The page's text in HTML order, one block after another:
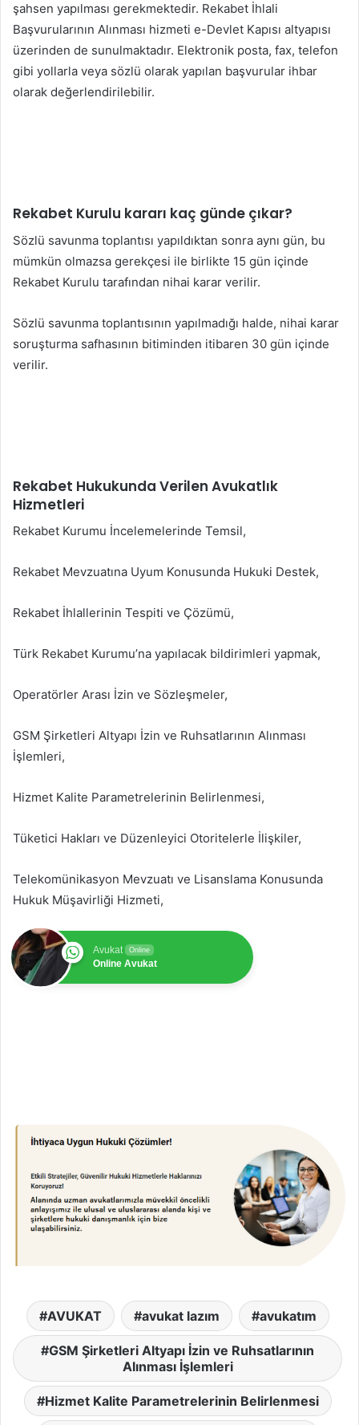
şahsen yapılması gerekmektedir. Rekabet İhlali
Başvurularının Alınması hizmeti e-Devlet Kapısı altyapısı
üzerinden de sunulmaktadır. Elektronik posta, fax, telefon
gibi yollarla veya sözlü olarak yapılan başvurular ihbar
olarak değerlendirilebilir.
Rekabet Kurulu kararı kaç günde çıkar?
Sözlü savunma toplantısı yapıldıktan sonra aynı gün, bu
mümkün olmazsa gerekçesi ile birlikte 15 gün içinde
Rekabet Kurulu tarafından nihai karar verilir.
Sözlü savunma toplantısının yapılmadığı halde, nihai karar
soruşturma safhasının bitiminden itibaren 30 gün içinde
verilir.
Rekabet Hukukunda Verilen Avukatlık
Hizmetleri
Rekabet Kurumu İncelemelerinde Temsil,
Rekabet Mevzuatına Uyum Konusunda Hukuki Destek,
Rekabet İhlallerinin Tespiti ve Çözümü,
Türk Rekabet Kurumu’na yapılacak bildirimleri yapmak,
Operatörler Arası İzin ve Sözleşmeler,
GSM Şirketleri Altyapı İzin ve Ruhsatlarının Alınması
İşlemleri,
Hizmet Kalite Parametrelerinin Belirlenmesi,
Tüketici Hakları ve Düzenleyici Otoritelerle İlişkiler,
Telekomünikasyon Mevzuatı ve Lisanslama Konusunda
Hukuk Müşavirliği Hizmeti,
Avukat Online
Online Avukat
AVUKAT avukat lazım avukatım
GSM Şirketleri Altyapı İzin ve Ruhsatlarının
Alınması İşlemleri
Hizmet Kalite Parametrelerinin Belirlenmesi